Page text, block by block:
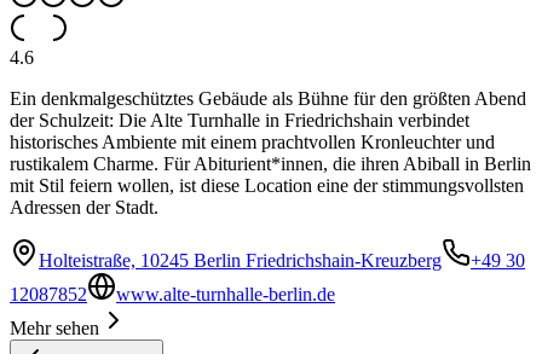
4.6
Ein denkmalgeschütztes Gebäude als Bühne für den größten Abend
der Schulzeit: Die Alte Turnhalle in Friedrichshain verbindet
historisches Ambiente mit einem prachtvollen Kronleuchter und
rustikalem Charme. Für Abiturient*innen, die ihren Abiball in Berlin
mit Stil feiern wollen, ist diese Location eine der stimmungsvollsten
Adressen der Stadt.
Holteistraße, 10245 Berlin Friedrichshain-Kreuzberg
+49 30
12087852
www.alte-turnhalle-berlin.de
Mehr sehen